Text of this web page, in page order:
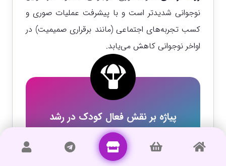
نوجوانی شدیدتر است و با پیشرفت عملیات صوری و
کسب تجربه‌های اجتماعی (مانند برقراری صمیمیت) در
اواخر نوجوانی کاهش می‌یابد.
پیاژه بر نقش فعال کودک در رشد
شناختی تاکید دارد